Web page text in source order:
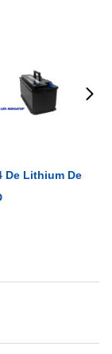
De Lithium De